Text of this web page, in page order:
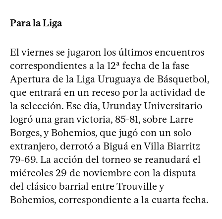
Para la Liga
El viernes se jugaron los últimos encuentros
correspondientes a la 12ª fecha de la fase
Apertura de la Liga Uruguaya de Básquetbol,
que entrará en un receso por la actividad de
la selección. Ese día, Urunday Universitario
logró una gran victoria, 85-81, sobre Larre
Borges, y Bohemios, que jugó con un solo
extranjero, derrotó a Biguá en Villa Biarritz
79-69. La acción del torneo se reanudará el
miércoles 29 de noviembre con la disputa
del clásico barrial entre Trouville y
Bohemios, correspondiente a la cuarta fecha.